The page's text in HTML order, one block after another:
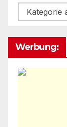
Kategorije
Werbung: